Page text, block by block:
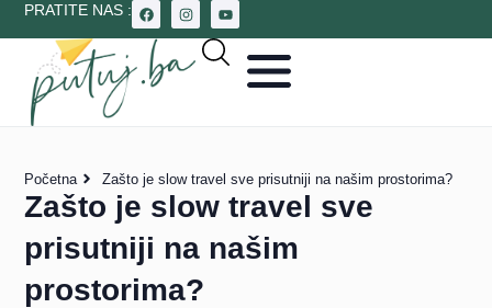
PRATITE NAS :
Početna Zašto je slow travel sve prisutniji na našim prostorima?
Zašto je slow travel sve
prisutniji na našim
prostorima?